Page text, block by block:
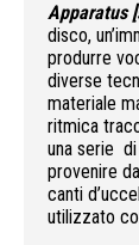
Apparatus
disco,
produrre
diverse
materiale
ritmica
una serie
provenire
canti
utilizzato